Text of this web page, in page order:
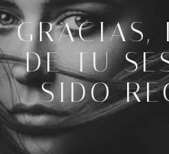
GRACIAS,
DE TU
SIDO